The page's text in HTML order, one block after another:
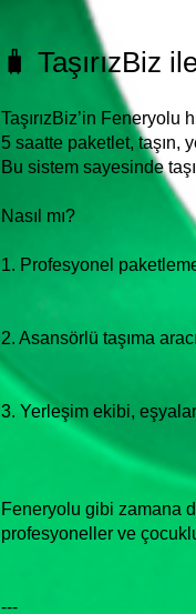
🧳 TaşırızBiz
TaşırızBiz’in Feneryolu
5 saatte paketlet, taşın,
Bu sistem sayesinde
Nasıl mı?
1. Profesyonel
2. Asansörlü taşıma
3. Yerleşim ekibi,
Feneryolu gibi zamana
profesyoneller ve
---